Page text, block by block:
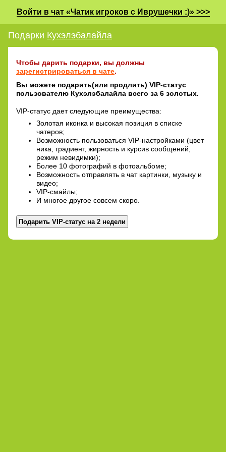
Войти в чат «Чатик игроков с Иврушечки :)» >>>
Подарки Кухэлэбалайла
Чтобы дарить подарки, вы должны
зарегистрироваться в чате.
Вы можете подарить(или продлить) VIP-статус
пользователю Кухэлэбалайла всего за 6 золотых.
VIP-статус дает следующие преимущества:
Золотая иконка и высокая позиция в списке
чатеров;
Возможность пользоваться VIP-настройками (цвет
ника, градиент, жирность и курсив сообщений,
режим невидимки);
Более 10 фотографий в фотоальбоме;
Возможность отправлять в чат картинки, музыку и
видео;
VIP-смайлы;
И многое другое совсем скоро.